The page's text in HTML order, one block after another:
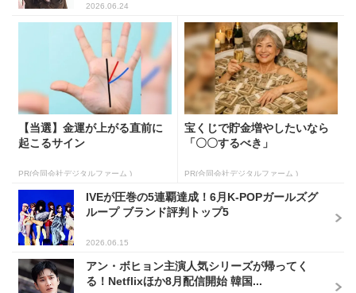
2026.06.24
【当選】金運が上がる直前に
起こるサイン
PR(合同会社デジタルファーム )
宝くじで貯金増やしたいなら
「〇〇するべき」
PR(合同会社デジタルファーム )
IVEが圧巻の5連覇達成！6月K-POPガールズグ
ループ ブランド評判トップ5
2026.06.15
アン・ボヒョン主演人気シリーズが帰ってく
る！Netflixほか8月配信開始 韓国...